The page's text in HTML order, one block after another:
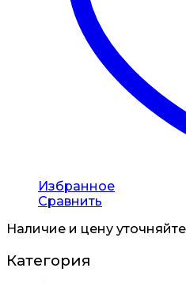
Избранное
Сравнить
Наличие и цену
Категория